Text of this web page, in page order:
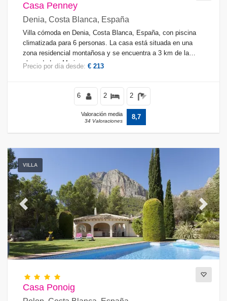
Casa Penney
Denia, Costa Blanca, España
Villa cómoda en Denia, Costa Blanca, España, con piscina
climatizada para 6 personas. La casa está situada en una
zona residencial montañosa y se encuentra a 3 km de la
playa de Las Marinas.
Precio por día desde: € 213
6 2 2
Valoración media
34 Valoraciones
8,7
VILLA
Previous Next
Casa Ponoig